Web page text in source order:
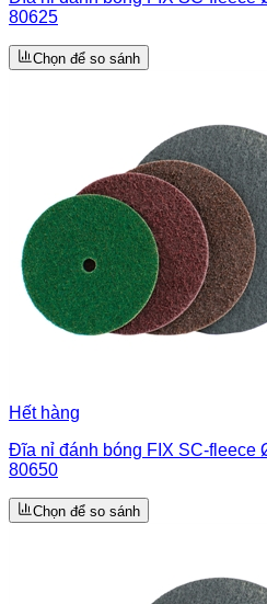
80625
Chọn để so sánh
Hết hàng
Đĩa nỉ đánh bóng FIX SC-fleece
80650
Chọn để so sánh